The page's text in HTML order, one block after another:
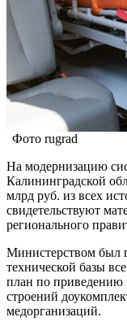
Фото rugrad
На модернизацию
Калининградской
млрд руб. из всех
свидетельствуют
регионального
Министерством был
технической базы
план по приведению
строений
медорганизаций.